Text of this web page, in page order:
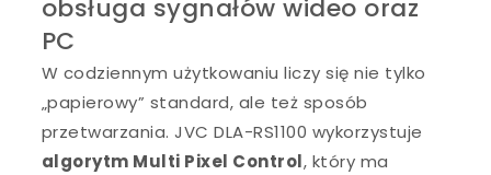
obsługa sygnałów wideo oraz
PC
W codziennym użytkowaniu liczy się nie tylko
„papierowy” standard, ale też sposób
przetwarzania. JVC DLA-RS1100 wykorzystuje
algorytm Multi Pixel Control, który ma